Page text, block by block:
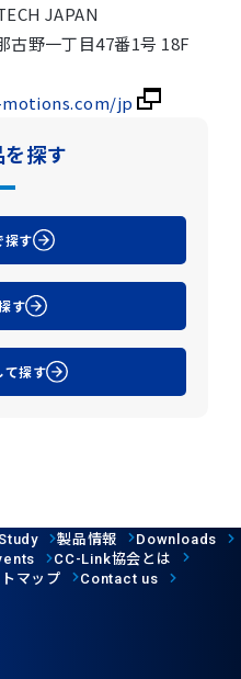
JAPAN
古野一丁目47番1号 18F
jp
探す
探す
す
て探す
製品情報 Downloads
CC-Link協会とは
マップ Contact us